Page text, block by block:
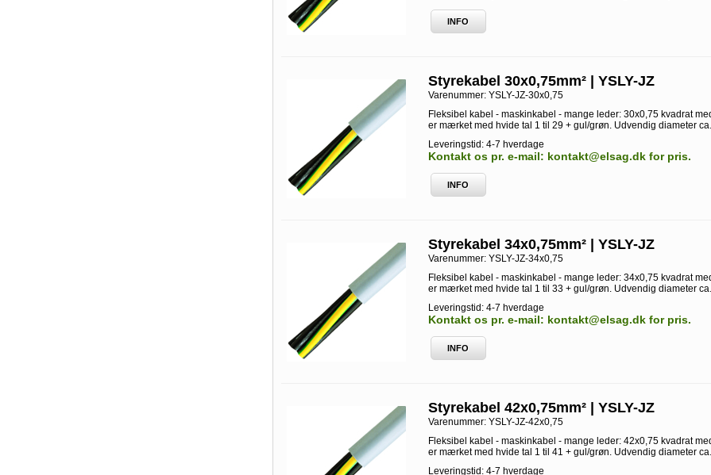
INFO
Styrekabel 30x0,75mm² | YSLY-JZ
Varenummer: YSLY-JZ-30x0,75
Fleksibel kabel - maskinkabel - mange leder: 30x0,75 kvadrat
er mærket med hvide tal 1 til 29 + gul/grøn. Udvendig diameter
Leveringstid: 4-7 hverdage
Kontakt os pr. e-mail: kontakt@elsag.dk for pris.
INFO
Styrekabel 34x0,75mm² | YSLY-JZ
Varenummer: YSLY-JZ-34x0,75
Fleksibel kabel - maskinkabel - mange leder: 34x0,75 kvadrat
er mærket med hvide tal 1 til 33 + gul/grøn. Udvendig diameter
Leveringstid: 4-7 hverdage
Kontakt os pr. e-mail: kontakt@elsag.dk for pris.
INFO
Styrekabel 42x0,75mm² | YSLY-JZ
Varenummer: YSLY-JZ-42x0,75
Fleksibel kabel - maskinkabel - mange leder: 42x0,75 kvadrat
er mærket med hvide tal 1 til 41 + gul/grøn. Udvendig diameter
Leveringstid: 4-7 hverdage